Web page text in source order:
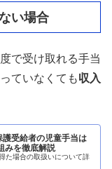
い場合
で受け取れる手当
ていなくても収入
護受給者の児童手当は
みを徹底解説
た場合の取扱いについて詳